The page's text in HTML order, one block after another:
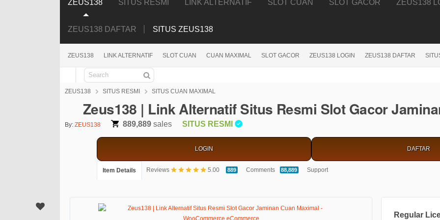
ZEUS138 SITUS RESMI LINK ALTERNATIF SLOT CUAN SLOT GACOR ZEUS138
ZEUS138 DAFTAR SITUS ZEUS138
ZEUS138 LINK ALTERNATIF SLOT CUAN CUAN MAXIMAL SLOT GACOR ZEUS138 LOGIN ZEUS138 DAFTAR
ZEUS138 SITUS RESMI SITUS CUAN MAXIMAL
Zeus138 | Link Alternatif Situs Resmi Slot Gacor
By: ZEUS138 889,889 sales SITUS RESMI
LOGIN DAFTAR
Item Details Reviews 5.005.00889 Comments 88,889 Support
Regular